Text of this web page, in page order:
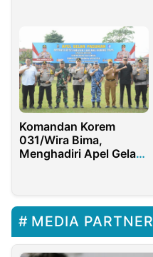
Komandan Korem
031/Wira Bima,
Menghadiri Apel Gelar
MEDIA PARTNER